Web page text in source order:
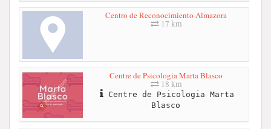
Centro de Reconocimiento Almazora
17 km
Centre de Psicologia Marta Blasco
18 km
Centre de Psicologia Marta
Blasco